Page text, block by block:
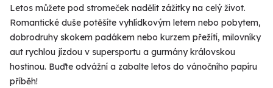
Letos můžete pod stromeček nadělit zážitky na celý život.
Romantické duše potěšíte vyhlídkovým letem nebo pobytem,
dobrodruhy skokem padákem nebo kurzem přežítí, milovníky
aut rychlou jízdou v supersportu a gurmány královskou
hostinou. Buďte odvážní a zabalte letos do vánočního papíru
příběh!